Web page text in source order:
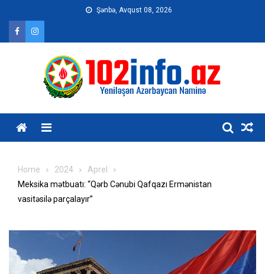
content
Şənbə, Avqust 08, 2026
Home 2024
Aprel
Meksika mətbuatı: “Qərb Cənubi Qafqazı Ermənistan
vasitəsilə parçalayır”